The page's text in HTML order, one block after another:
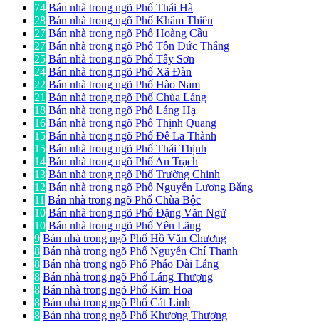
74 Bán nhà trong ngõ Phố Thái Hà
28 Bán nhà trong ngõ Phố Khâm Thiên
27 Bán nhà trong ngõ Phố Hoàng Cầu
27 Bán nhà trong ngõ Phố Tôn Đức Thắng
25 Bán nhà trong ngõ Phố Tây Sơn
24 Bán nhà trong ngõ Phố Xã Đàn
22 Bán nhà trong ngõ Phố Hào Nam
21 Bán nhà trong ngõ Phố Chùa Láng
18 Bán nhà trong ngõ Phố Láng Hạ
16 Bán nhà trong ngõ Phố Thịnh Quang
15 Bán nhà trong ngõ Phố Đê La Thành
15 Bán nhà trong ngõ Phố Thái Thịnh
14 Bán nhà trong ngõ Phố An Trạch
13 Bán nhà trong ngõ Phố Trường Chinh
12 Bán nhà trong ngõ Phố Nguyễn Lương Bằng
11 Bán nhà trong ngõ Phố Chùa Bộc
10 Bán nhà trong ngõ Phố Đặng Văn Ngữ
10 Bán nhà trong ngõ Phố Yên Lãng
9 Bán nhà trong ngõ Phố Hồ Văn Chương
8 Bán nhà trong ngõ Phố Nguyễn Chí Thanh
8 Bán nhà trong ngõ Phố Pháo Đài Láng
8 Bán nhà trong ngõ Phố Láng Thượng
8 Bán nhà trong ngõ Phố Kim Hoa
8 Bán nhà trong ngõ Phố Cát Linh
8 Bán nhà trong ngõ Phố Khương Thượng